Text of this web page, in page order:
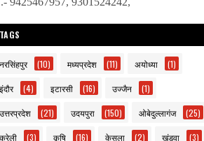
(10) मध्यप्रदेश (11) अयोध्या (1)
(4) इटारसी (16) उज्जैन (1)
(21) उदयपुरा (150) ओबेदुल्लागंज (25)
(3) कृषि (16) केसला (2) खंडवा (3)